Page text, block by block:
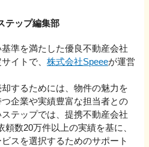
テップ編集部
準を満たした優良不動産会社
イトで、 株式会社Speeeが運営
するためには、物件の魅力を
企業や実績豊富な担当者との
テップでは、提携不動産会社
数20万件以上の実績を基に、
スを選択するためのサポート